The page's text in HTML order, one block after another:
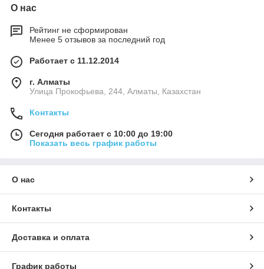
О нас
Рейтинг не сформирован
Менее 5 отзывов за последний год
Работает с 11.12.2014
г. Алматы
​Улица Прокофьева, 244, Алматы, Казахстан
Контакты
Сегодня работает с 10:00 до 19:00
Показать весь график работы
О нас
Контакты
Доставка и оплата
График работы